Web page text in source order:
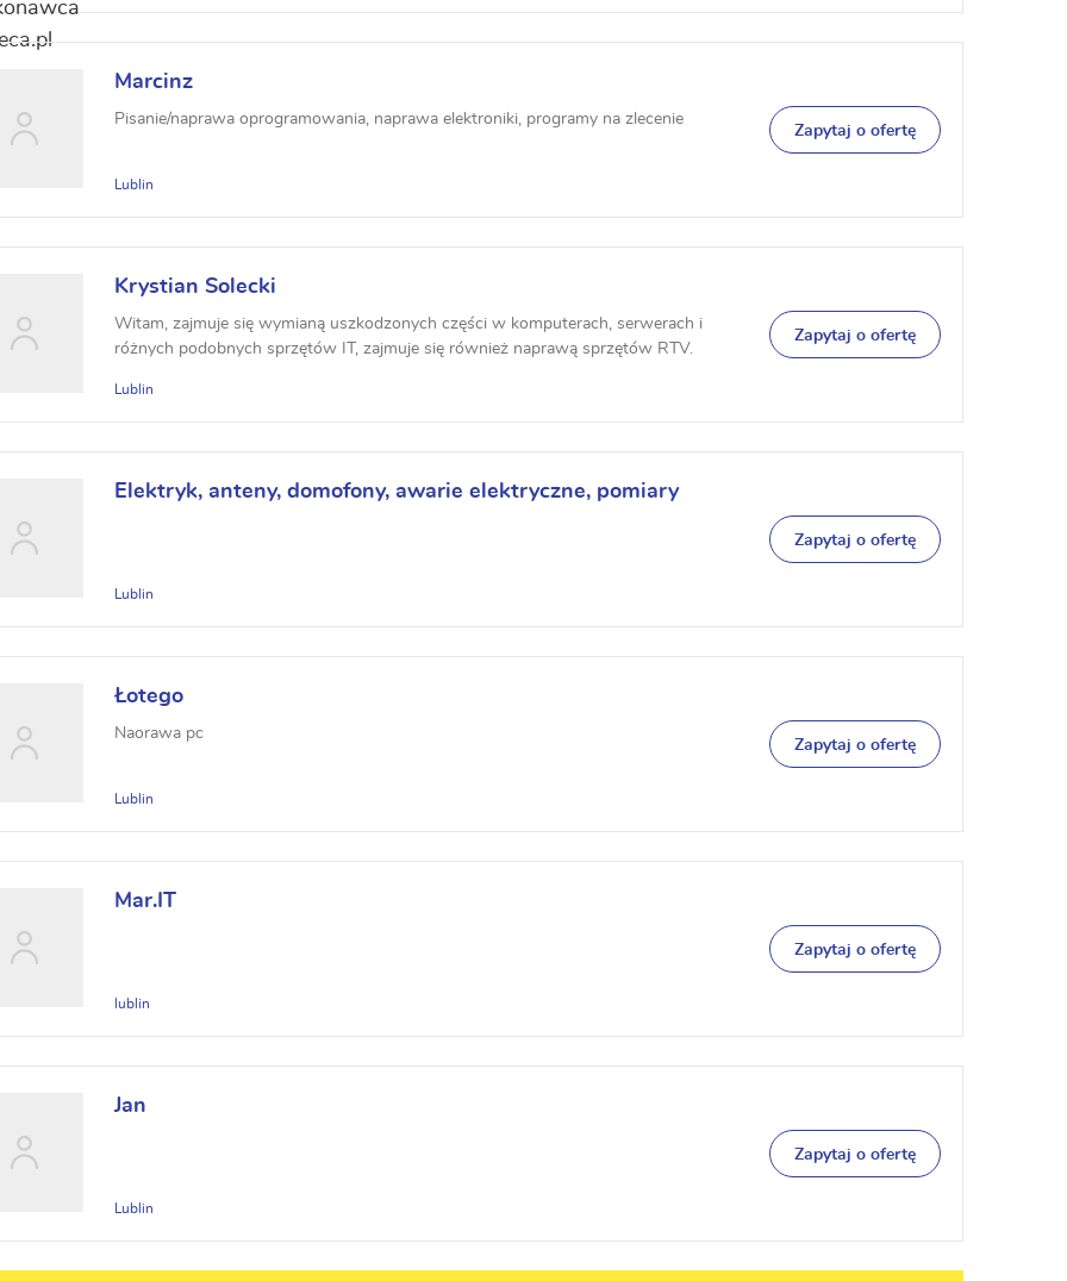
Marcinz
Pisanie/naprawa oprogramowania, naprawa elektroniki, programy na zlecenie
Lublin
Zapytaj o ofertę
Krystian Solecki
Witam, zajmuje się wymianą uszkodzonych części w komputerach, serwerach i
różnych podobnych sprzętów IT, zajmuje się również naprawą sprzętów RTV.
Lublin
Zapytaj o ofertę
Elektryk, anteny, domofony, awarie elektryczne, pomiary
Lublin
Zapytaj o ofertę
Łotego
Naorawa pc
Lublin
Zapytaj o ofertę
Mar.IT
lublin
Zapytaj o ofertę
Jan
Lublin
Zapytaj o ofertę